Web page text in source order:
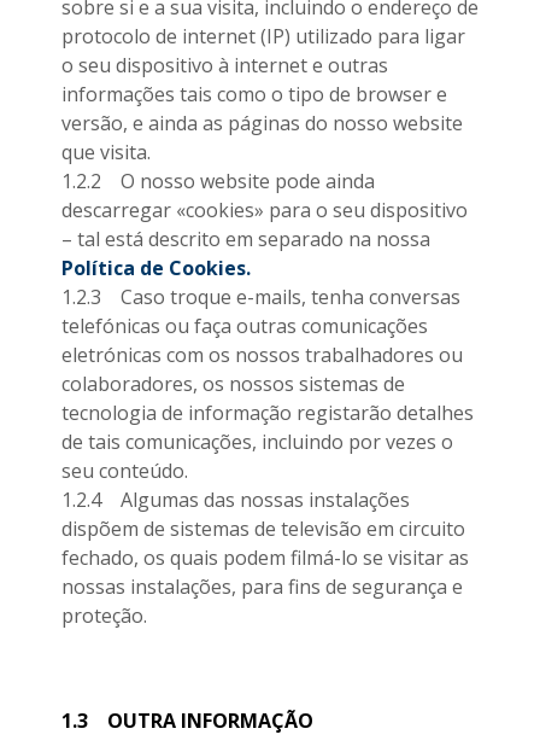
sobre si e a sua visita, incluindo o endereço de
protocolo de internet (IP) utilizado para ligar
o seu dispositivo à internet e outras
informações tais como o tipo de browser e
versão, e ainda as páginas do nosso website
que visita.
1.2.2 O nosso website pode ainda
descarregar «cookies» para o seu dispositivo
– tal está descrito em separado na nossa
Política de Cookies.
1.2.3 Caso troque e-mails, tenha conversas
telefónicas ou faça outras comunicações
eletrónicas com os nossos trabalhadores ou
colaboradores, os nossos sistemas de
tecnologia de informação registarão detalhes
de tais comunicações, incluindo por vezes o
seu conteúdo.
1.2.4 Algumas das nossas instalações
dispõem de sistemas de televisão em circuito
fechado, os quais podem filmá-lo se visitar as
nossas instalações, para fins de segurança e
proteção.
1.3 OUTRA INFORMAÇÃO